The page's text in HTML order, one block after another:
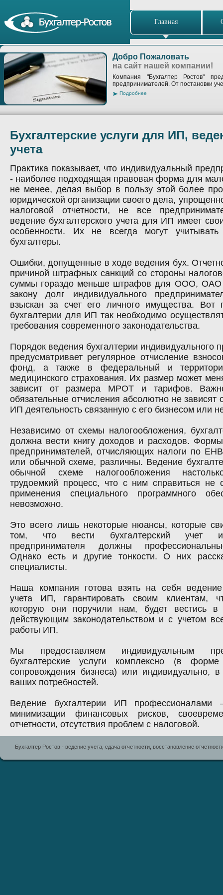
Главная
Добро Пожаловать
на сайт нашей компании!
Компания "Бухгалтер Ростов"
предпринимателей. От постановки
Подробнее
Бухгалтерские услуги для ИП,
учета
Практика показывает, что индивидуальный
- наиболее подходящая правовая форма для
не менее, делая выбор в пользу этой более
юридической организации своего дела,
налоговой отчетности, не все
ведение бухгалтерского учета для ИП имеет
особенности. Их не всегда могут
бухгалтеры.
Ошибки, допущенные в ходе ведения бух.
причиной штрафных санкций со стороны
суммы гораздо меньше штрафов для ООО,
закону долг индивидуального
взыскан за счет его личного имущества. Вот
бухгалтерии для ИП так необходимо
требования современного законодательства.
Порядок ведения бухгалтерии индивидуального
предусматривает регулярное отчисление
фонд, а также в федеральный и
медицинского страхования. Их размер может
зависит от размера МРОТ и тарифов.
обязательные отчисления абсолютно не зависят
ИП деятельность связанную с его бизнесом или
Независимо от схемы налогообложения,
должна вести книгу доходов и расходов.
предпринимателей, отчисляющих налоги по
или обычной схеме, различны. Ведение
обычной схеме налогообложения
трудоемкий процесс, что с ним справиться не
применения специального программного
невозможно.
Это всего лишь некоторые нюансы, которые
том, что вести бухгалтерский учет
предпринимателя должны
Однако есть и другие тонкости. О них
специалисты.
Наша компания готова взять на себя ведение
учета ИП, гарантировать своим клиентам,
которую они поручили нам, будет вестись в
действующим законодательством и с учетом
работы ИП.
Мы предоставляем индивидуальным
бухгалтерские услуги комплексно (в форме
сопровождения бизнеса) или индивидуально, в
ваших потребностей.
Ведение бухгалтерии ИП профессионалами
минимизации финансовых рисков,
отчетности, отсутствия проблем с налоговой.
Бухгалтер Ростов - ведение учета, сдача отчетности, восстановление